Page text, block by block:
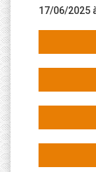
17/06/2025